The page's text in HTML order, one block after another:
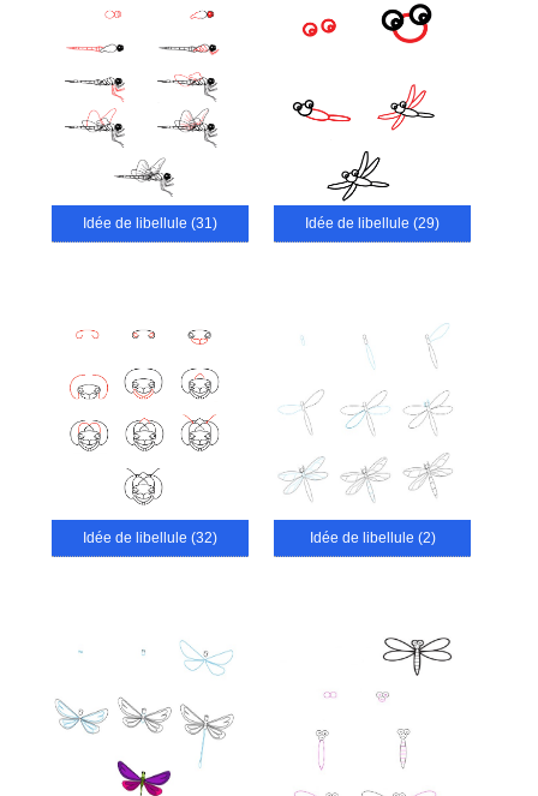
Idée de libellule (31) Idée de libellule (29)
Idée de libellule (32) Idée de libellule (2)